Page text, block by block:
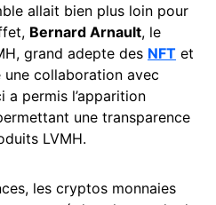
allait bien plus loin pour
Bernard Arnault, le
grand adepte des NFT et
une collaboration avec
a permis l’apparition
une transparence
LVMH.
les cryptos monnaies